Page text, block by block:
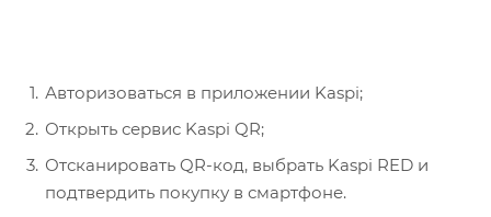
Авторизоваться в приложении Kaspi;
Открыть сервис Kaspi QR;
Отсканировать QR-код, выбрать Kaspi RED и
подтвердить покупку в смартфоне.